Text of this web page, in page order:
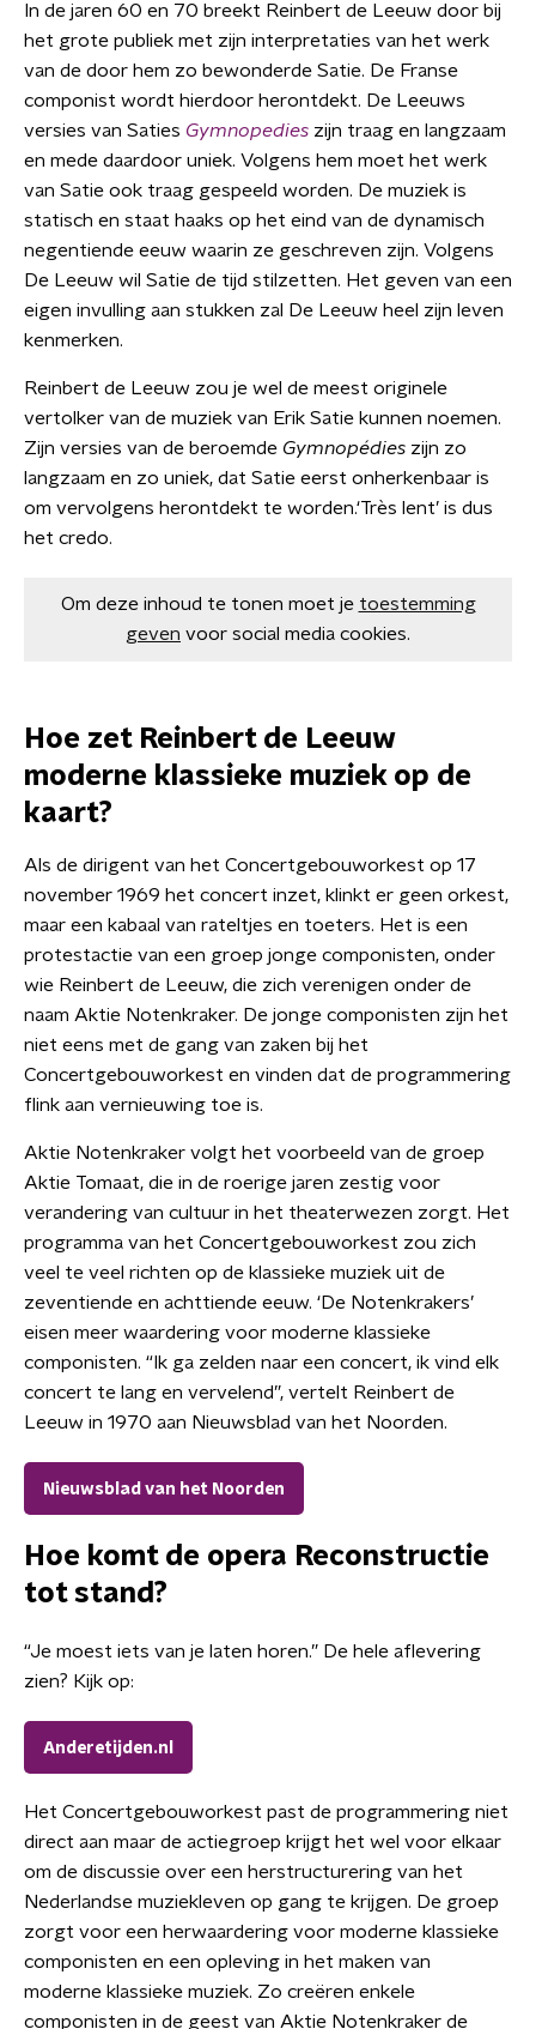
In de jaren 60 en 70 breekt Reinbert de Leeuw door bij
het grote publiek met zijn interpretaties van het werk
van de door hem zo bewonderde Satie. De Franse
componist wordt hierdoor herontdekt. De Leeuws
versies van Saties Gymnopedies zijn traag en langzaam
en mede daardoor uniek. Volgens hem moet het werk
van Satie ook traag gespeeld worden. De muziek is
statisch en staat haaks op het eind van de dynamisch
negentiende eeuw waarin ze geschreven zijn. Volgens
De Leeuw wil Satie de tijd stilzetten. Het geven van een
eigen invulling aan stukken zal De Leeuw heel zijn leven
kenmerken.
Reinbert de Leeuw zou je wel de meest originele
vertolker van de muziek van Erik Satie kunnen noemen.
Zijn versies van de beroemde Gymnopédies zijn zo
langzaam en zo uniek, dat Satie eerst onherkenbaar is
om vervolgens herontdekt te worden.‘Très lent’ is dus
het credo.
Om deze inhoud te tonen moet je toestemming
geven voor social media cookies.
Hoe zet Reinbert de Leeuw
moderne klassieke muziek op de
kaart?
Als de dirigent van het Concertgebouworkest op 17
november 1969 het concert inzet, klinkt er geen orkest,
maar een kabaal van rateltjes en toeters. Het is een
protestactie van een groep jonge componisten, onder
wie Reinbert de Leeuw, die zich verenigen onder de
naam Aktie Notenkraker. De jonge componisten zijn het
niet eens met de gang van zaken bij het
Concertgebouworkest en vinden dat de programmering
flink aan vernieuwing toe is.
Aktie Notenkraker volgt het voorbeeld van de groep
Aktie Tomaat, die in de roerige jaren zestig voor
verandering van cultuur in het theaterwezen zorgt. Het
programma van het Concertgebouworkest zou zich
veel te veel richten op de klassieke muziek uit de
zeventiende en achttiende eeuw. ‘De Notenkrakers’
eisen meer waardering voor moderne klassieke
componisten. “Ik ga zelden naar een concert, ik vind elk
concert te lang en vervelend”, vertelt Reinbert de
Leeuw in 1970 aan Nieuwsblad van het Noorden.
Nieuwsblad van het Noorden
Hoe komt de opera Reconstructie
tot stand?
“Je moest iets van je laten horen.” De hele aflevering
zien? Kijk op:
Anderetijden.nl
Het Concertgebouworkest past de programmering niet
direct aan maar de actiegroep krijgt het wel voor elkaar
om de discussie over een herstructurering van het
Nederlandse muziekleven op gang te krijgen. De groep
zorgt voor een herwaardering voor moderne klassieke
componisten en een opleving in het maken van
moderne klassieke muziek. Zo creëren enkele
componisten in de geest van Aktie Notenkraker de